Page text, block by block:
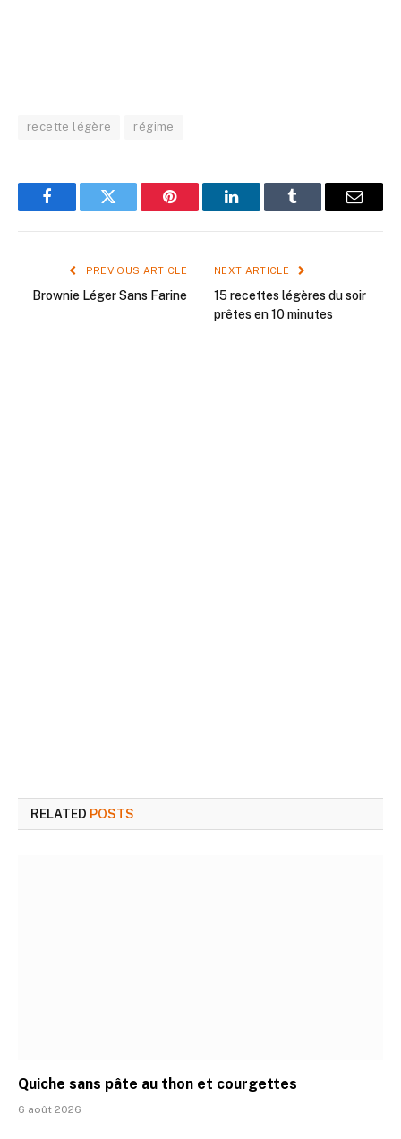
recette légère régime
FacebookTwitter Pinterest LinkedInTumblr Email
PREVIOUS ARTICLE
Brownie Léger Sans Farine
NEXT ARTICLE
15 recettes légères du soir
prêtes en 10 minutes
RELATED POSTS
Quiche sans pâte au thon et courgettes
6 août 2026